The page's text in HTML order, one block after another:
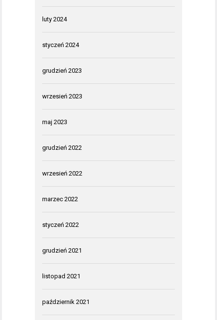
luty 2024
styczeń 2024
grudzień 2023
wrzesień 2023
maj 2023
grudzień 2022
wrzesień 2022
marzec 2022
styczeń 2022
grudzień 2021
listopad 2021
październik 2021